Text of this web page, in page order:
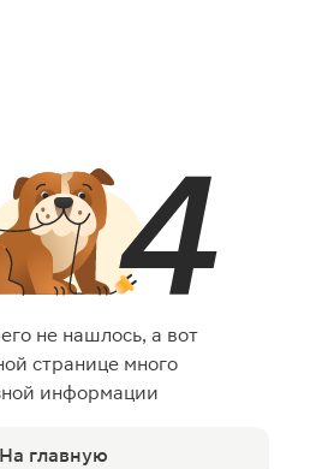
не нашлось, а вот
странице много
информации
На главную